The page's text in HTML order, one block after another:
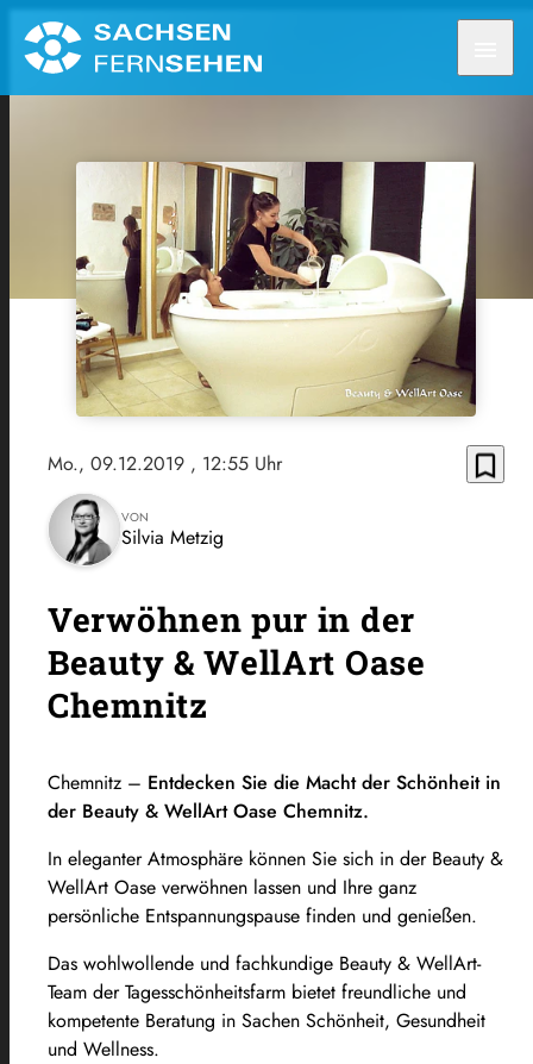
Mo., 09.12.2019 , 12:55 Uhr bookmark_border
VON
Silvia Metzig
Verwöhnen pur in der
Beauty & WellArt Oase
Chemnitz
Chemnitz – Entdecken Sie die Macht der Schönheit in
der Beauty & WellArt Oase Chemnitz.
In eleganter Atmosphäre können Sie sich in der Beauty &
WellArt Oase verwöhnen lassen und Ihre ganz
persönliche Entspannungspause finden und genießen.
Das wohlwollende und fachkundige Beauty & WellArt-
Team der Tagesschönheitsfarm bietet freundliche und
kompetente Beratung in Sachen Schönheit, Gesundheit
und Wellness.